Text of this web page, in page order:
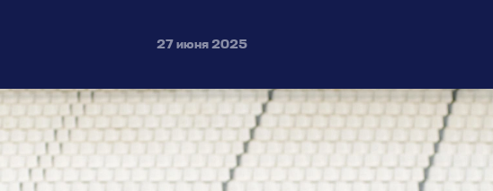
27 июня 2025